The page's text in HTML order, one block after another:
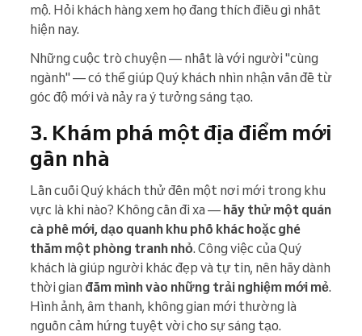
mộ. Hỏi khách hàng xem họ đang thích điều gì nhất
hiện nay.
Những cuộc trò chuyện — nhất là với người "cùng
ngành" — có thể giúp Quý khách nhìn nhận vấn đề từ
góc độ mới và nảy ra ý tưởng sáng tạo.
3. Khám phá một địa điểm mới
gần nhà
Lần cuối Quý khách thử đến một nơi mới trong khu
vực là khi nào? Không cần đi xa — hãy thử một quán
cà phê mới, dạo quanh khu phố khác hoặc ghé
thăm một phòng tranh nhỏ. Công việc của Quý
khách là giúp người khác đẹp và tự tin, nên hãy dành
thời gian đắm mình vào những trải nghiệm mới mẻ.
Hình ảnh, âm thanh, không gian mới thường là
nguồn cảm hứng tuyệt vời cho sự sáng tạo.